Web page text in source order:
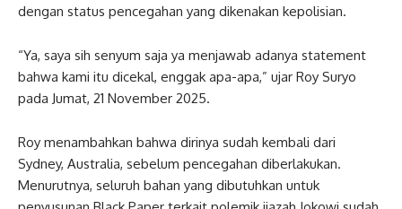
dengan status pencegahan yang dikenakan kepolisian.
“Ya, saya sih senyum saja ya menjawab adanya statement
bahwa kami itu dicekal, enggak apa-apa,” ujar Roy Suryo
pada Jumat, 21 November 2025.
Roy menambahkan bahwa dirinya sudah kembali dari
Sydney, Australia, sebelum pencegahan diberlakukan.
Menurutnya, seluruh bahan yang dibutuhkan untuk